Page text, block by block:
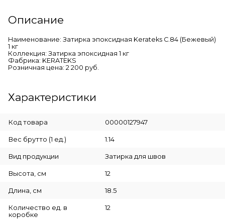
Описание
Наименование: Затирка эпоксидная Kerateks C.84 (Бежевый)
1 кг
Коллекция: Затирка эпоксидная 1 кг
Фабрика: KERATEKS
Розничная цена: 2 200 руб.
Характеристики
Код товара 00000127947
Вес брутто (1 ед.) 1.14
Вид продукции Затирка для швов
Высота, см 12
Длина, см 18.5
Количество ед. в
коробке
12